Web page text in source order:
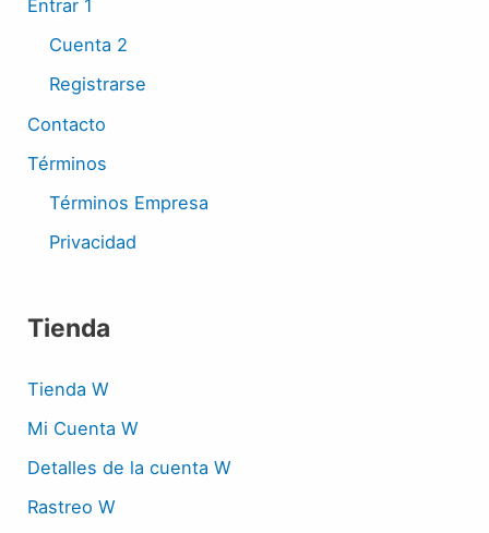
Entrar 1
Cuenta 2
Registrarse
Contacto
Términos
Términos Empresa
Privacidad
Tienda
Tienda W
Mi Cuenta W
Detalles de la cuenta W
Rastreo W